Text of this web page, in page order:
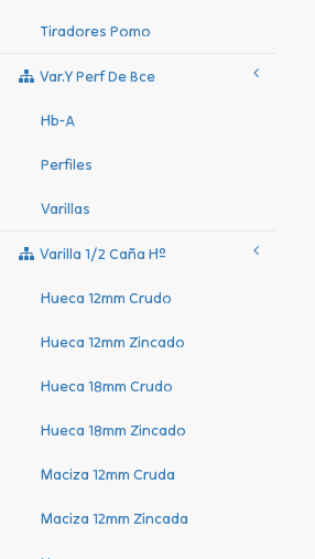
Tiradores Pomo
Var.y Perf De Bce
Hb-A
Perfiles
Varillas
Varilla 1/2 Caña Hº
Hueca 12mm Crudo
Hueca 12mm Zincado
Hueca 18mm Crudo
Hueca 18mm Zincado
Maciza 12mm Cruda
Maciza 12mm Zincada